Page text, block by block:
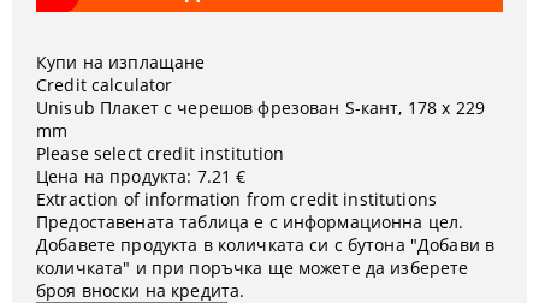
Купи на изплащане
Credit calculator
Unisub Плакет с черешов фрезован S-кант, 178 x 229
mm
Please select credit institution
Цена на продукта: 7.21 €
Extraction of information from credit institutions
Предоставената таблица е с информационна цел.
Добавете продукта в количката си с бутона "Добави в
количката" и при поръчка ще можете да изберете
броя вноски на кредита.